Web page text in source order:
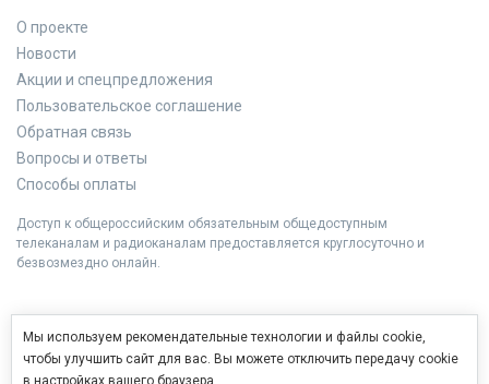
О проекте
Новости
Акции и спецпредложения
Пользовательское соглашение
Обратная связь
Вопросы и ответы
Способы оплаты
Доступ к общероссийским обязательным общедоступным
телеканалам и радиоканалам предоставляется круглосуточно и
безвозмездно онлайн.
Мы используем рекомендательные технологии и файлы cookie,
чтобы улучшить сайт для вас. Вы можете отключить передачу cookie
в настройках вашего браузера